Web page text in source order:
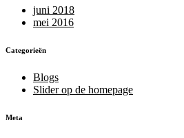
juni 2018
mei 2016
Categorieën
Blogs
Slider op de homepage
Meta